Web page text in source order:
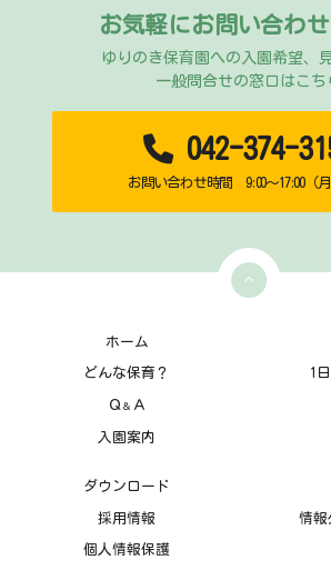
お気軽にお問い合わ
ゆりのき保育園への入園希望、
一般問合せの窓口はこち
042-374-
お問い合わせ時間 9:00～17:00（月
ホーム
どんな保育？ 1
Ｑ ＆ Ａ
入園案内
ダウンロード
採用情報 情報
個人情報保護